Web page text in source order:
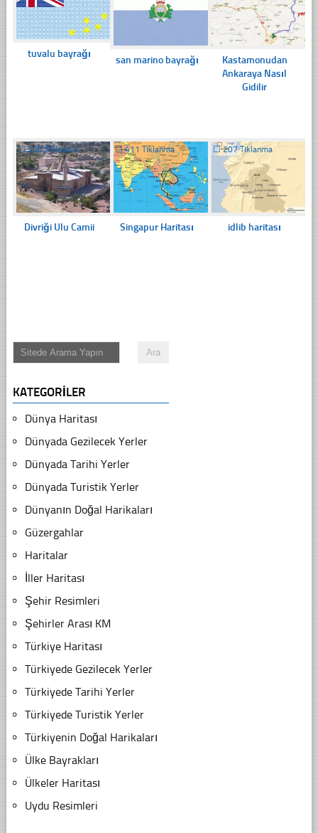
tuvalu bayrağı san marino bayrağı
Kastamonudan
Ankaraya Nasıl
Gidilir
☐200 Tıklanma
Divriği Ulu Camii
☐411 Tıklanma
Singapur Haritası
☐207 Tıklanma
idlib haritası
KATEGORILER
Dünya Haritası
Dünyada Gezilecek Yerler
Dünyada Tarihi Yerler
Dünyada Turistik Yerler
Dünyanın Doğal Harikaları
Güzergahlar
Haritalar
İller Haritası
Şehir Resimleri
Şehirler Arası KM
Türkiye Haritası
Türkiyede Gezilecek Yerler
Türkiyede Tarihi Yerler
Türkiyede Turistik Yerler
Türkiyenin Doğal Harikaları
Ülke Bayrakları
Ülkeler Haritası
Uydu Resimleri